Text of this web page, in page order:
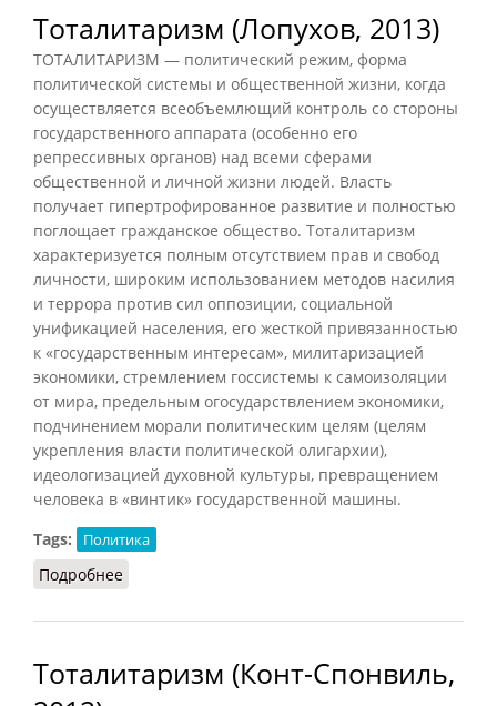
Тоталитаризм (Лопухов, 2013)
ТОТАЛИТАРИЗМ — политический режим, форма
политической системы и общественной жизни, когда
осуществляется всеобъемлющий контроль со стороны
государственного аппарата (особенно его
репрессивных органов) над всеми сферами
общественной и личной жизни людей. Власть
получает гипертрофированное развитие и полностью
поглощает гражданское общество. Тоталитаризм
характеризуется полным отсутствием прав и свобод
личности, широким использованием методов насилия
и террора против сил оппозиции, социальной
унификацией населения, его жесткой привязанностью
к «государственным интересам», милитаризацией
экономики, стремлением госсистемы к самоизоляции
от мира, предельным огосударствлением экономики,
подчинением морали политическим целям (целям
укрепления власти политической олигархии),
идеологизацией духовной культуры, превращением
человека в «винтик» государственной машины.
Tags:
Политика
Подробнее
Тоталитаризм (Конт-Спонвиль,